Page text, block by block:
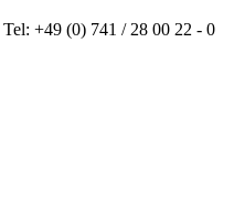
Tel: +49 (0) 741 / 28 00 22 - 0